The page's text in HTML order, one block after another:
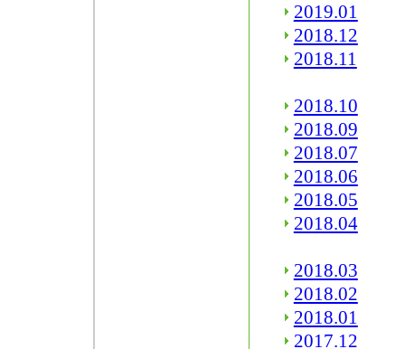
2019.01
2018.12
2018.11
2018.10
2018.09
2018.07
2018.06
2018.05
2018.04
2018.03
2018.02
2018.01
2017.12